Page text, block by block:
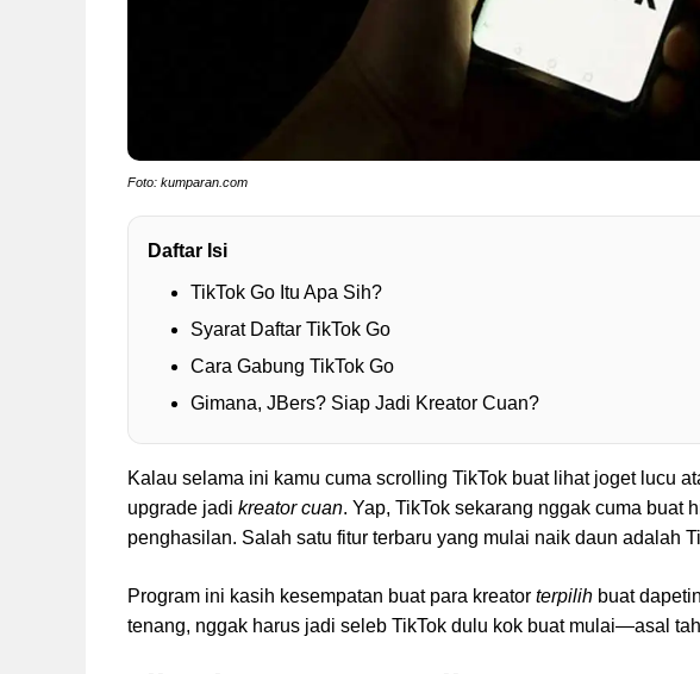
Foto: kumparan.com
Daftar Isi
TikTok Go Itu Apa Sih?
Syarat Daftar TikTok Go
Cara Gabung TikTok Go
Gimana, JBers? Siap Jadi Kreator Cuan?
Kalau selama ini kamu cuma scrolling TikTok buat lihat joget lucu
upgrade jadi kreator cuan. Yap, TikTok sekarang nggak cuma buat
penghasilan. Salah satu fitur terbaru yang mulai naik daun adalah
Program ini kasih kesempatan buat para kreator terpilih buat
tenang, nggak harus jadi seleb TikTok dulu kok buat mulai—asal